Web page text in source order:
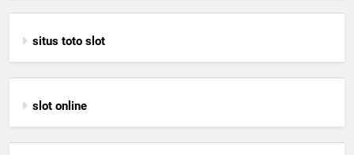
situs toto slot
slot online